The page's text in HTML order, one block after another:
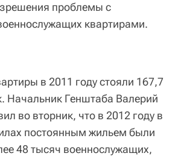
проблемы с
квартирами.
в 2011 году стояли 167,7
Начальник Генштаба Валерий
во вторник, что в 2012 году в
постоянным жильем были
48 тысяч военнослужащих,